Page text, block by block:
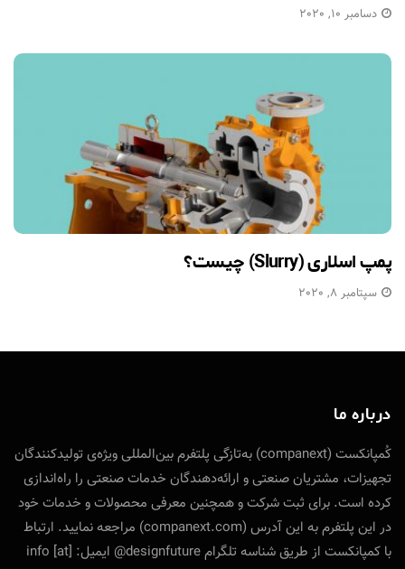
دسامبر 10, 2020
پمپ اسلاری (Slurry) چیست؟
سپتامبر 8, 2020
درباره ما
کُمپانکست (companext) به‌تازگی پلتفرم بین‌المللی ویژه‌ی تولید‌کنندگان
تجهیزات، مشتریان صنعتی و ارائه‌دهندگان خدمات صنعتی را راه‌اندازی
کرده است. برای ثبت شرکت و همچنین معرفی محصولات و خدمات خود
در این پلتفرم به این آدرس (companext.com) مراجعه نمایید. ارتباط
با کمپانکست از طریق شناسه تلگرام designfuture@ ایمیل: info [at]